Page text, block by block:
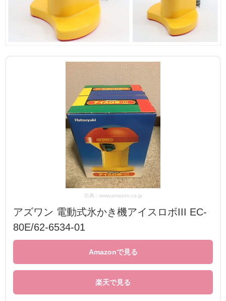
出典：www.amazon.co.jp
アズワン 電動式氷かき機アイスロボIII EC-
80E/62-6534-01
Amazonで見る
楽天で見る